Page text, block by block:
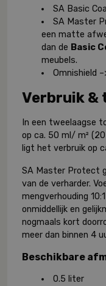
SA Basic
SA Master
een matte
dan de Basic
meubels.
Omnishield
Verbruik &
In een tweelaagse
op ca. 50 ml/ m²
ligt het verbruik op
SA Master Protect
van de verharder.
mengverhouding
onmiddellijk en
nogmaals kort
meer dan binnen 4
Beschikbare
0.5 liter